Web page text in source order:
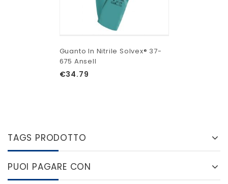
Guanto In Nitrile Solvex® 37-
675 Ansell
€34.79
TAGS PRODOTTO
PUOI PAGARE CON